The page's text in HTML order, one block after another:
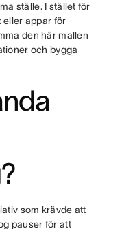
ställe. I stället för
eller appar för
den här mallen
och bygga
som krävde att
pauser för att